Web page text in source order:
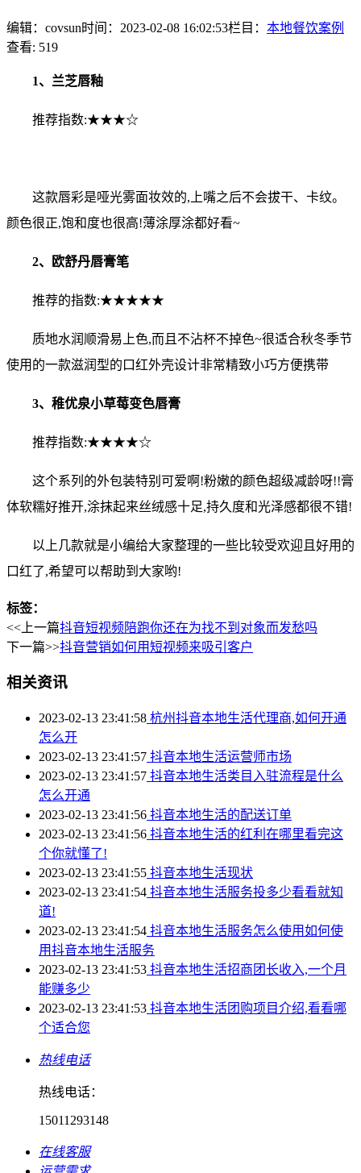
编辑：covsun时间：2023-02-08 16:02:53栏目： 本地餐饮案例
查看: 519
1、兰芝唇釉
推荐指数:★★★☆
这款唇彩是哑光雾面妆效的,上嘴之后不会拔干、卡纹。
颜色很正,饱和度也很高!薄涂厚涂都好看~
2、欧舒丹唇膏笔
推荐的指数:★★★★★
质地水润顺滑易上色,而且不沾杯不掉色~很适合秋冬季节
使用的一款滋润型的口红外壳设计非常精致小巧方便携带
3、稚优泉小草莓变色唇膏
推荐指数:★★★★☆
这个系列的外包装特别可爱啊!粉嫩的颜色超级减龄呀!!膏
体软糯好推开,涂抹起来丝绒感十足,持久度和光泽感都很不错!
以上几款就是小编给大家整理的一些比较受欢迎且好用的
口红了,希望可以帮助到大家哟!
标签：
<<上一篇抖音短视频陪跑你还在为找不到对象而发愁吗
下一篇>>抖音营销如何用短视频来吸引客户
相关资讯
2023-02-13 23:41:58 杭州抖音本地生活代理商,如何开通
怎么开
2023-02-13 23:41:57 抖音本地生活运营师市场
2023-02-13 23:41:57 抖音本地生活类目入驻流程是什么
怎么开通
2023-02-13 23:41:56 抖音本地生活的配送订单
2023-02-13 23:41:56 抖音本地生活的红利在哪里看完这
个你就懂了!
2023-02-13 23:41:55 抖音本地生活现状
2023-02-13 23:41:54 抖音本地生活服务投多少看看就知
道!
2023-02-13 23:41:54 抖音本地生活服务怎么使用如何使
用抖音本地生活服务
2023-02-13 23:41:53 抖音本地生活招商团长收入,一个月
能赚多少
2023-02-13 23:41:53 抖音本地生活团购项目介绍,看看哪
个适合您
热线电话
热线电话：
15011293148
在线客服